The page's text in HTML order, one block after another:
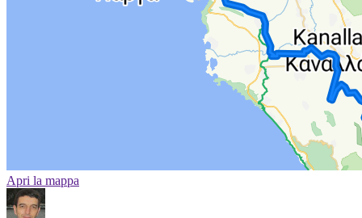
Apri la mappa